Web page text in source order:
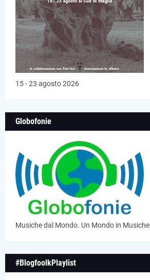
15 - 23 agosto 2026
Globofonie
Musiche dal Mondo. Un Mondo in Musiche
#BlogfoolkPlaylist